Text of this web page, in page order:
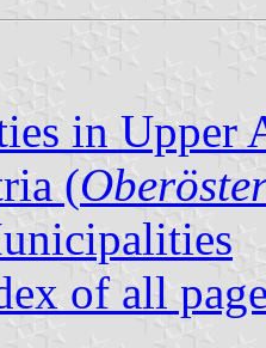
in Upper
(
of all